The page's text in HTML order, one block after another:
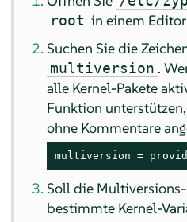
root in einem
Suchen Sie die
multiversion .
alle Kernel-Pakete
Funktion
ohne Kommentare
multiversion =
Soll die
bestimmte Kernel-